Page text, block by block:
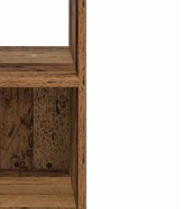
2 бр, старо дърво,
institutions
цел.
си с бутона "Добави в